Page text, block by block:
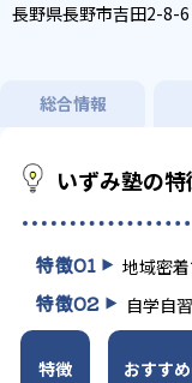
長野県長野市吉田2-8-
総合情報
いずみ塾の
特徴01 地域密
特徴02 自学自
特徴 おすす